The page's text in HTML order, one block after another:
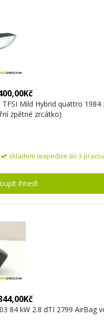
TFSI Mild Hybrid quattro 1984
zpětné zrcátko)
skladem (expedice do 3
ihned!
84 kW 2.8 dTI 2799 AirBag